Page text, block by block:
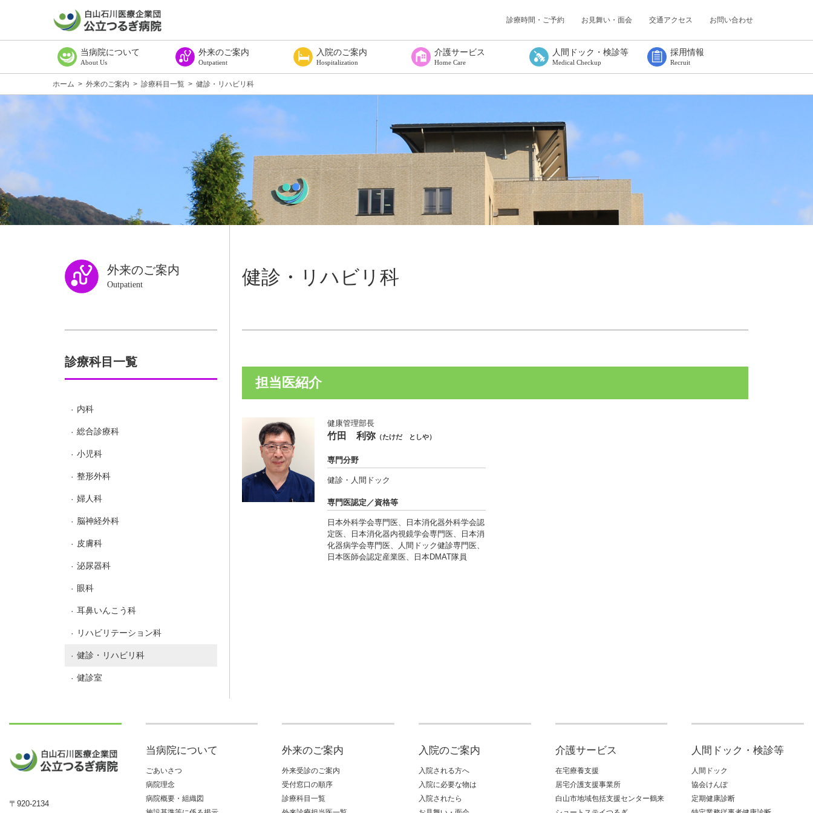
診療時間・ご予約 お見舞い・面会 交通アクセス お問い合わせ
当病院について
About Us
ごあいさつ
病院理念
病院概要・組織図
施設基準等に係る掲示
臨床研究に関する情報公開（オプトアウト）
公表資料
広報誌てどり
教室案内
交通アクセス
診療所のご案内
外来のご案内
Outpatient
外来受診のご案内
受付窓口の順序
診療科目一覧
外来診療担当医一覧
診断書・証明書等料金一覧
セカンドオピニオンについて
ご相談・ご意見のある方へ
入院のご案内
Hospitalization
介護サービス
Home Care
人間ドック・検診等
Medical Checkup
採用情報
Recruit
ホーム > 外来のご案内 > 診療科目一覧 > 健診・リハビリ科
外来のご案内
Outpatient
診療科目一覧
内科
総合診療科
小児科
整形外科
婦人科
脳神経外科
皮膚科
泌尿器科
眼科
耳鼻いんこう科
リハビリテーション科
健診・リハビリ科
健診室
健診・リハビリ科
担当医紹介
健康管理部長
竹田 利弥（たけだ としや）
専門分野
健診・人間ドック
専門医認定／資格等
日本外科学会専門医、日本消化器外科学会認
定医、日本消化器内視鏡学会専門医、日本消
化器病学会専門医、人間ドック健診専門医、
日本医師会認定産業医、日本DMAT隊員
〒920-2134
当病院について
ごあいさつ
病院理念
病院概要・組織図
外来のご案内
外来受診のご案内
受付窓口の順序
診療科目一覧
入院のご案内
入院される方へ
入院に必要な物は
入院されたら
介護サービス
在宅療養支援
居宅介護支援事業所
白山市地域包括支援センター鶴来
人間ドック・検診等
人間ドック
協会けんぽ
定期健康診断